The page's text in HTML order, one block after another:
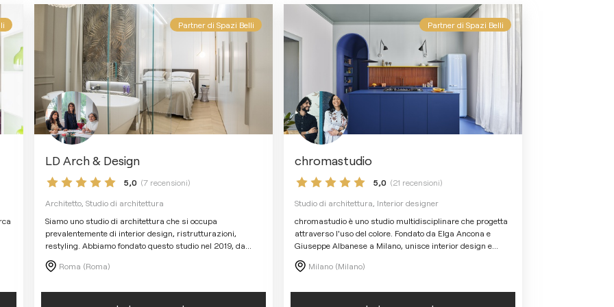
Partner di Spazi Belli
LD Arch & Design
5,0 (7 recensioni)
Architetto, Studio di architettura
Siamo uno studio di architettura che si occupa
prevalentemente di interior design, ristrutturazioni,
restyling. Abbiamo fondato questo studio nel 2019, da
Roma (Roma)
Partner di Spazi Belli
chromastudio
5,0 (21 recensioni)
Studio di architettura, Interior designer
chromastudio è uno studio multidisciplinare che progetta
attraverso l'uso del colore. Fondato da Elga Ancona e
Giuseppe Albanese a Milano, unisce interior design e
Milano (Milano)